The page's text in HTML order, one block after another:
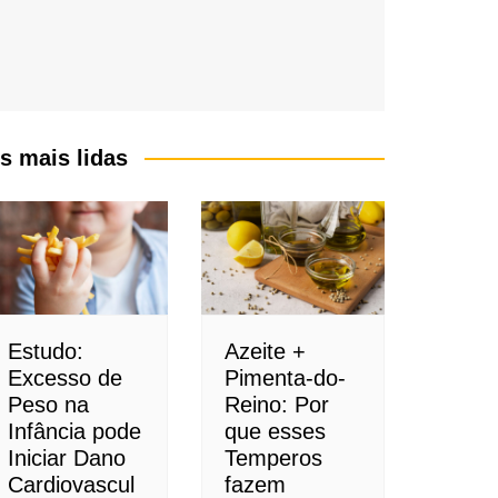
mais lidas
Estudo:
Excesso de
Peso na
Infância pode
Iniciar Dano
Cardiovascul
Azeite +
Pimenta-do-
Reino: Por
que esses
Temperos
fazem